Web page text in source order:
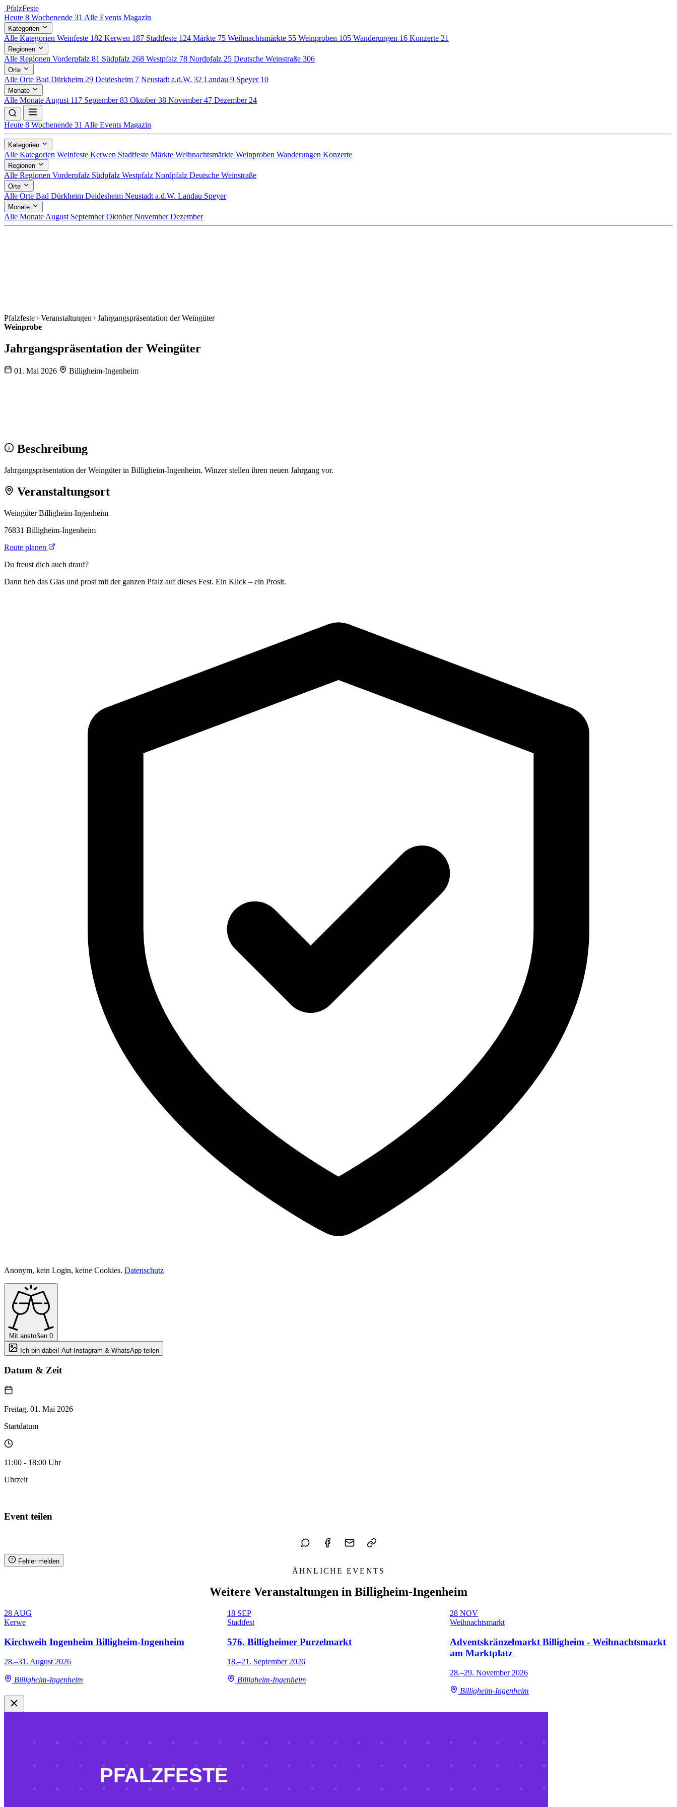
PfalzFeste
Heute 8 Wochenende 31 Alle Events Magazin
Kategorien
Alle Kategorien Weinfeste 182 Kerwen 187 Stadtfeste 124 Märkte 75 Weihnachtsmärkte 55 Weinproben 105 Wanderungen 16 Konzerte 21
Regionen
Alle Regionen Vorderpfalz 81 Südpfalz 268 Westpfalz 78 Nordpfalz 25 Deutsche Weinstraße 306
Orte
Alle Orte Bad Dürkheim 29 Deidesheim 7 Neustadt a.d.W. 32 Landau 9 Speyer 10
Monate
Alle Monate August 117 September83 Oktober38 November47 Dezember 24
Heute 8 Wochenende 31 Alle Events Magazin
Kategorien
Alle Kategorien Weinfeste Kerwen Stadtfeste Märkte Weihnachtsmärkte Weinproben Wanderungen Konzerte
Regionen
Alle Regionen Vorderpfalz Südpfalz Westpfalz Nordpfalz Deutsche Weinstraße
Orte
Alle Orte Bad Dürkheim Deidesheim Neustadt a.d.W. Landau Speyer
Monate
Alle Monate August SeptemberOktoberNovemberDezember
Pfalzfeste Veranstaltungen
Jahrgangspräsentation der Weingüter
Weinprobe
Jahrgangspräsentation der Weingüter
01. Mai 2026 Billigheim-Ingenheim
Beschreibung
Jahrgangspräsentation der Weingüter in Billigheim-Ingenheim. Winzer stellen ihren neuen Jahrgang vor.
Veranstaltungsort
Weingüter Billigheim-Ingenheim
76831 Billigheim-Ingenheim
Route planen
Du freust dich auch drauf?
Dann heb das Glas und prost mit der ganzen Pfalz auf dieses Fest. Ein Klick – ein Prosit.
Anonym, kein Login, keine Cookies. Datenschutz
Mit anstoßen 0
Ich bin dabei! Auf Instagram & WhatsApp teilen
Datum & Zeit
Freitag, 01. Mai 2026
Startdatum
11:00 - 18:00 Uhr
Uhrzeit
Event teilen
Fehler melden
ÄHNLICHE EVENTS
Weitere Veranstaltungen in Billigheim-Ingenheim
28 AUG
Kerwe
Kirchweih Ingenheim Billigheim-Ingenheim
28.–31. August 2026
Billigheim-Ingenheim
18 SEP
Stadtfest
576. Billigheimer Purzelmarkt
18.–21. September 2026
Billigheim-Ingenheim
28 NOV
Weihnachtsmarkt
Adventskränzelmarkt Billigheim - Weihnachtsmarkt
am Marktplatz
28.–29. November 2026
Billigheim-Ingenheim